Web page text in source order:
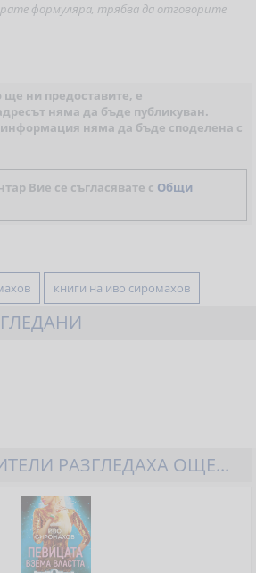
формуляра, трябва да отговорите
ни предоставите, е
няма да бъде публикуван.
няма да бъде споделена с
Вие се съгласявате с Общи
книги на иво сиромахов
РАЗГЛЕДАХА ОЩЕ...